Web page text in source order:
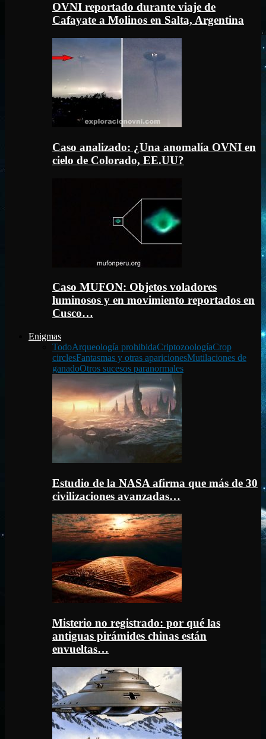
OVNI reportado durante viaje de
Cafayate a Molinos en Salta, Argentina
Caso analizado: ¿Una anomalía OVNI en
cielo de Colorado, EE.UU?
Caso MUFON: Objetos voladores
luminosos y en movimiento reportados en
Cusco…
Enigmas
TodoArqueología prohibidaCriptozoologíaCrop
circlesFantasmas y otras aparicionesMutilaciones de
ganadoOtros sucesos paranormales
Estudio de la NASA afirma que más de 30
civilizaciones avanzadas…
Misterio no registrado: por qué las
antiguas pirámides chinas están
envueltas…